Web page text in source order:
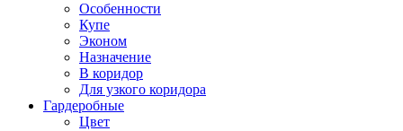
Особенности
Купе
Эконом
Назначение
В коридор
Для узкого коридора
Гардеробные
Цвет